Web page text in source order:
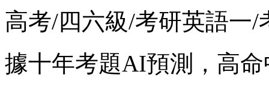
高考/四六級/考研英語一/
據十年考題AI預測，高